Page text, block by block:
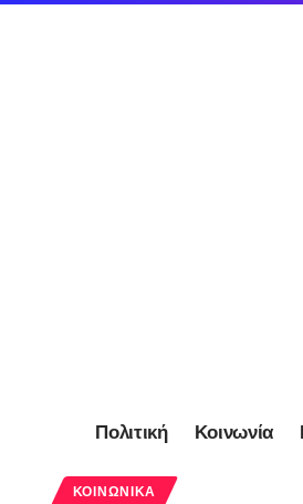
Πολιτική Κοινωνία
ΚΟΙΝΩΝΙΚΆ